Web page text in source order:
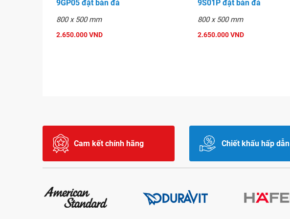
9GP05 đặt bàn đá
800 x 500 mm
2.650.000 VND
9S01P đặt bàn đá
800 x 500 mm
2.650.000 VND
Cam kết chính hãng Chiết khấu hấp dẫn